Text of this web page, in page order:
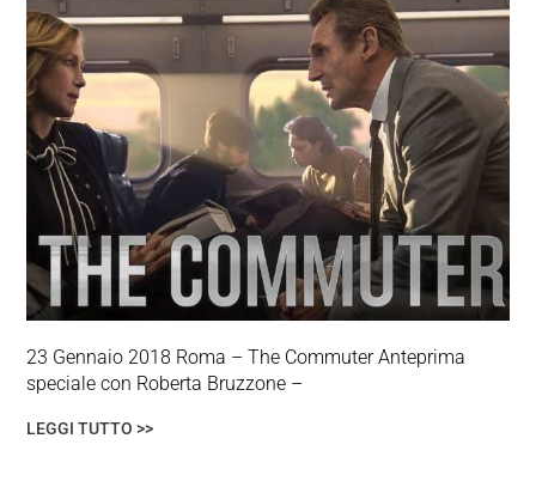
23 Gennaio 2018 Roma – The Commuter Anteprima
speciale con Roberta Bruzzone –
LEGGI TUTTO >>